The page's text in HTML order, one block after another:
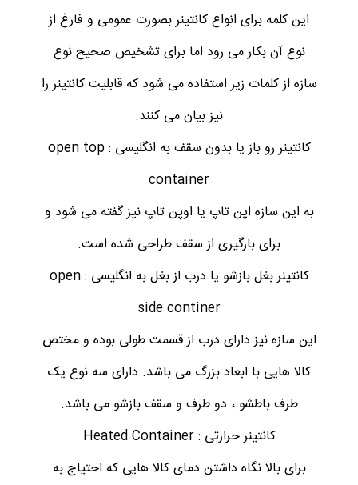
این کلمه برای انواع کانتینر بصورت عمومی و فارغ از
نوع آن بکار می رود اما برای تشخیص صحیح نوع
سازه از کلمات زیر استفاده می شود که قابلیت کانتینر را
نیز بیان می کنند.
کانتینر رو باز یا بدون سقف به انگلیسی : open top
container
به این سازه اپن تاپ یا اوپن تاپ نیز گفته می شود و
برای بارگیری از سقف طراحی شده است.
کانتینر بغل بازشو یا درب از بغل به انگلیسی : open
side continer
این سازه نیز دارای درب از قسمت طولی بوده و مختص
کالا هایی با ابعاد بزرگ می باشد. دارای سه نوع یک
طرف باطشو ، دو طرف و سقف بازشو می باشد.
کانتینر حرارتی : Heated Container
برای بالا نگاه داشتن دمای کالا هایی که احتیاج به